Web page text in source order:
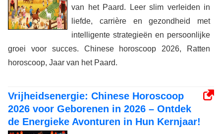
van het Paard. Leer slim verleiden in
liefde, carrière en gezondheid met
intelligente strategieën en persoonlijke
groei voor succes. Chinese horoscoop 2026, Ratten
horoscoop, Jaar van het Paard.
Vrijheidsenergie: Chinese Horoscoop
2026 voor Geborenen in 2026 – Ontdek
de Energieke Avonturen in Hun Kernjaar!